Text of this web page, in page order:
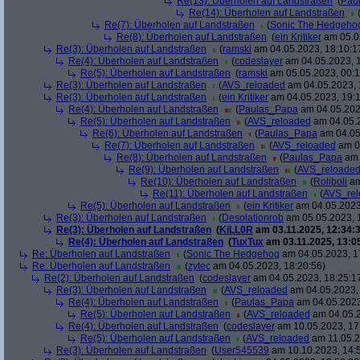
Re(14): Überholen auf Landstraßen
(
Re(7): Überholen auf Landstraßen
(Sonic The
Re(8): Überholen auf Landstraßen (ein Kritiker am
Re(3): Überholen auf Landstraßen
(ramski am 04.05.2023,
Re(4): Überholen auf Landstraßen
(codeslayer am 04.05.2023,
Re(5): Überholen auf Landstraßen (ramski am 05.05.2023,
Re(3): Überholen auf Landstraßen
(AVS_reloaded am 04.05.2023,
Re(3): Überholen auf Landstraßen
(ein Kritiker am 04.05.2023,
Re(4): Überholen auf Landstraßen
(Paulas_Papa am
Re(5): Überholen auf Landstraßen
(AVS_reloaded am
Re(6): Überholen auf Landstraßen
(Paulas_Papa am
Re(7): Überholen auf Landstraßen
(AVS_reloaded am
Re(8): Überholen auf Landstraßen
(Paulas_Papa
Re(9): Überholen auf Landstraßen
(AVS_reloaded
Re(10): Überholen auf Landstraßen
(Roliboli
Re(11): Überholen auf Landstraßen
(
Re(5): Überholen auf Landstraßen
(ein Kritiker am
Re(3): Überholen auf Landstraßen
(Desolationrob am 05.05.2023,
Re(3): Überholen auf Landstraßen (KiLL0R am 03.11.2025,
Re(4): Überholen auf Landstraßen (TuxTux am 03.11.2025,
Re: Überholen auf Landstraßen
(Sonic The Hedgehog am 04.05.2023,
Re: Überholen auf Landstraßen
(zytec am 04.05.2023, 18:20:56)
Re(2): Überholen auf Landstraßen (codeslayer am 04.05.2023,
Re(3): Überholen auf Landstraßen
(AVS_reloaded am
Re(4): Überholen auf Landstraßen
(Paulas_Papa am
Re(5): Überholen auf Landstraßen
(AVS_reloaded am
Re(4): Überholen auf Landstraßen (codeslayer am 10.05.2023,
Re(5): Überholen auf Landstraßen
(AVS_reloaded am
Re(3): Überholen auf Landstraßen (User545539 am 10.10.2023,